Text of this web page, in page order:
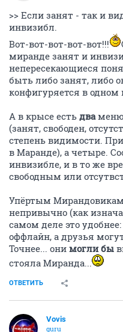
>> Если занят - так и
инвизибл.
Вот-вот-вот-вот-вот!!!
миранде занят и
непересекающиеся
быть либо занят, либо
конфигуряется в
А в крысе есть дваменю
(занят, свободен,
степень видимости.
в Маранде), а четыре.
инвизибле, и в то же
свободным или
Упёртым
непривычно (как
самом деле это
оффлайн, а друзья
Точнее... они могли бы
стояла Миранда...
ОТВЕТИТЬ
Vovis
guru